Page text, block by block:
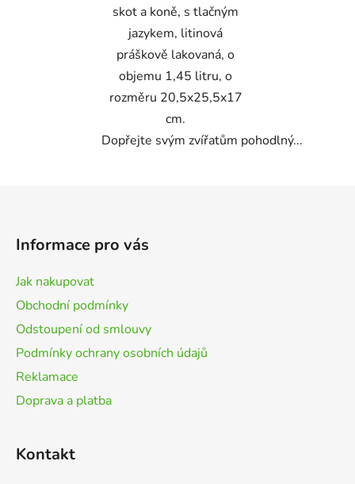
skot a koně, s tlačným
jazykem, litinová
práškově lakovaná, o
objemu 1,45 litru, o
rozměru 20,5x25,5x17
cm.
Dopřejte svým zvířatům pohodlný...
Informace pro vás
Jak nakupovat
Obchodní podmínky
Odstoupení od smlouvy
Podmínky ochrany osobních údajů
Reklamace
Doprava a platba
Kontakt